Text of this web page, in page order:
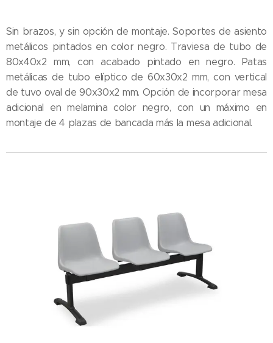
Sin brazos, y sin opción de montaje. Soportes de asiento
metálicos pintados en color negro. Traviesa de tubo de
80x40x2 mm, con acabado pintado en negro. Patas
metálicas de tubo elíptico de 60x30x2 mm, con vertical
de tuvo oval de 90x30x2 mm. Opción de incorporar mesa
adicional en melamina color negro, con un máximo en
montaje de 4 plazas de bancada más la mesa adicional.